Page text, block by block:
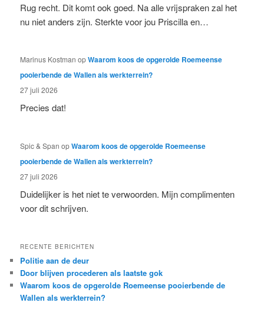
Rug recht. Dit komt ook goed. Na alle vrijspraken zal het
nu niet anders zijn. Sterkte voor jou Priscilla en…
Marinus Kostman opWaarom koos de opgerolde Roemeense
pooierbende de Wallen als werkterrein?
27 juli 2026
Precies dat!
Spic & Span opWaarom koos de opgerolde Roemeense
pooierbende de Wallen als werkterrein?
27 juli 2026
Duidelijker is het niet te verwoorden. Mijn complimenten
voor dit schrijven.
RECENTE BERICHTEN
Politie aan de deur
Door blijven procederen als laatste gok
Waarom koos de opgerolde Roemeense pooierbende de
Wallen als werkterrein?